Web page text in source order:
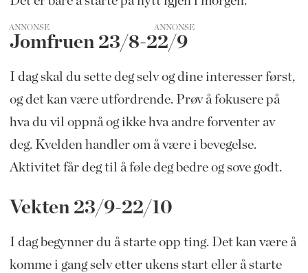
ANNONSE
Jomfruen 23/8-22/9
I dag skal du sette deg selv og dine interesser først,
og det kan være utfordrende. Prøv å fokusere på
hva du vil oppnå og ikke hva andre forventer av
deg. Kvelden handler om å være i bevegelse.
Aktivitet får deg til å føle deg bedre og sove godt.
Vekten 23/9-22/10
I dag begynner du å starte opp ting. Det kan være å
komme i gang selv etter ukens start eller å starte